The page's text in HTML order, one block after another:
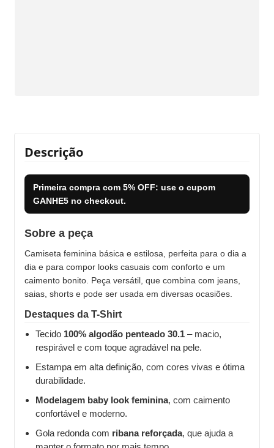
Descrição
Primeira compra com 5% OFF: use o cupom
GANHE5 no checkout.
Sobre a peça
Camiseta feminina básica e estilosa, perfeita para o dia a
dia e para compor looks casuais com conforto e um
caimento bonito. Peça versátil, que combina com jeans,
saias, shorts e pode ser usada em diversas ocasiões.
Destaques da T-Shirt
Tecido 100% algodão penteado 30.1 – macio,
respirável e com toque agradável na pele.
Estampa em alta definição, com cores vivas e ótima
durabilidade.
Modelagem baby look feminina, com caimento
confortável e moderno.
Gola redonda com ribana reforçada, que ajuda a